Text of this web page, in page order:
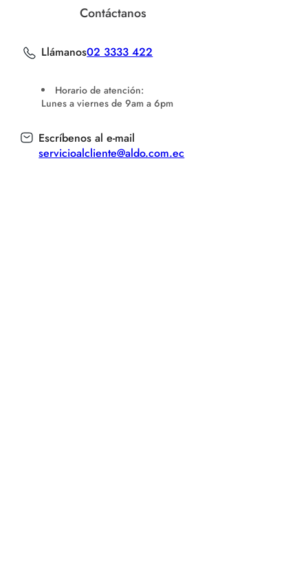
Contáctanos
Llámanos02 3333 422
Horario de atención:
Lunes a viernes de 9am a 6pm
Escríbenos al e-mail
servicioalcliente@aldo.com.ec